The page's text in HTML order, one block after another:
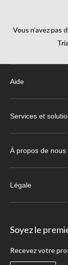
Vous n’avez pas
Aide
Services et
À propos de nous
Légale
Soyez le
Recevez votre